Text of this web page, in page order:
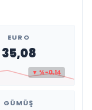
EURO
35,08
▼ %-0,14
GÜMÜŞ